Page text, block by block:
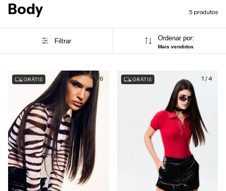
Body 5 produtos
Filtrar Ordenar por:
Mais vendidos
1/6
GRÁTIS 1 /4
GRÁTIS